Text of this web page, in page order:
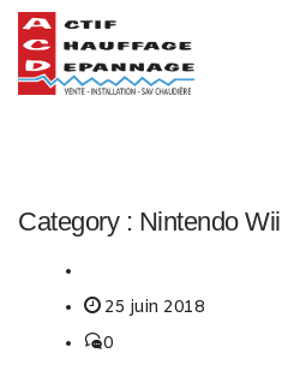
Category : Nintendo Wii
25 juin 2018
0